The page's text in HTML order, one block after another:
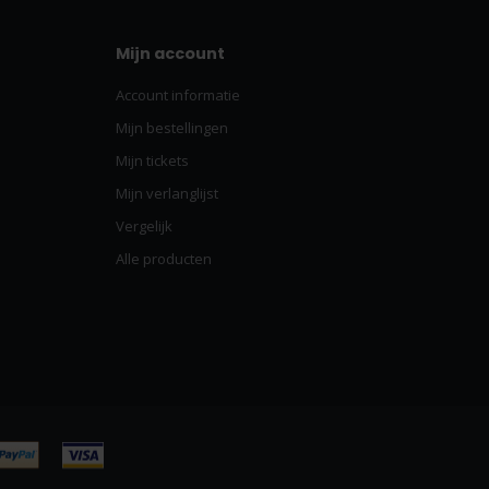
Mijn account
Account informatie
Mijn bestellingen
Mijn tickets
Mijn verlanglijst
Vergelijk
Alle producten